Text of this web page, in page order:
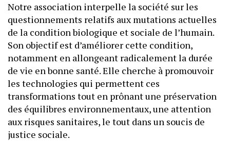
Notre association interpelle la société sur les
questionnements relatifs aux mutations actuelles
de la condition biologique et sociale de l’humain.
Son objectif est d’améliorer cette condition,
notamment en allongeant radicalement la durée
de vie en bonne santé. Elle cherche à promouvoir
les technologies qui permettent ces
transformations tout en prônant une préservation
des équilibres environnementaux, une attention
aux risques sanitaires, le tout dans un soucis de
justice sociale.